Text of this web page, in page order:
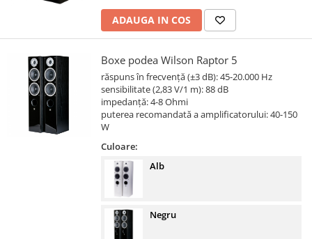
ADAUGA IN COS
Boxe podea Wilson Raptor 5
răspuns în frecvență (±3 dB): 45-20.000 Hz
sensibilitate (2,83 V/1 m): 88 dB
impedanță: 4-8 Ohmi
puterea recomandată a amplificatorului: 40-150
W
Culoare:
Alb
Negru